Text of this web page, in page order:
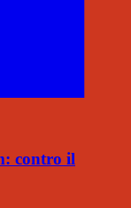
contro il